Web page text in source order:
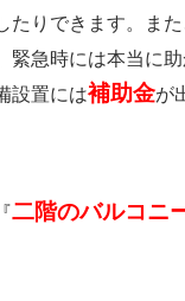
たりできます。ま
急時には本当に助
設置には補助金が
二階のバルコニ